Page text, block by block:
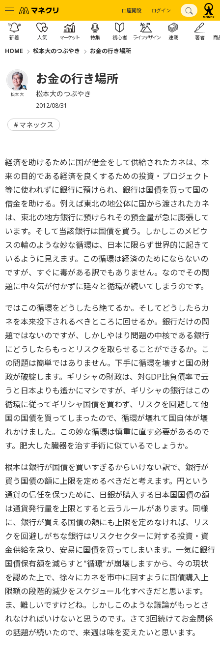
口座開設 ログイン
新着 人気 マーケット 特集 初心者 ライフデザイン 連載 著者 商
HOME 松本大のつぶやき お金の行き場所
松本 大
お金の行き場所
松本大のつぶやき
2012/08/31
マネックス
経済を助けるために国が借金をして供給されたカネは、本
来の目的である経済を良くするための投資・プロジェクト
等に使われずに銀行に預けられ、銀行は国債を買って国の
借金を助ける。例えば東北の地公体に国から渡されたカネ
は、東北の地方銀行に預けられその預金量が急に膨張して
います。そして当該銀行は国債を買う。しかしこのメビウ
スの輪のような妙な循環は、日本に限らず世界的に起きて
いるように見えます。この循環は経済のためにならないの
ですが、すぐに毒がある訳でもありません。なのでその問
題に中々気が付かずに延々と循環が続いてしまうのです。
ではこの循環をどうしたら絶てるか。そしてどうしたらカ
ネを本来投下されるべきところに回せるか。銀行だけの問
題ではないのですが、しかしやはり問題の中核である銀行
にどうしたらもっとリスクを取らせることができるか。こ
の問題は簡単ではありません。下手に循環を壊すと国の財
政が破綻します。ギリシャの財政は、対GDP比負債率で云
うと日本よりも遙かにマシですが、ギリシャの銀行はこの
循環に従ってギリシャ国債を買わず、リスクを回避して他
国の国債を買ってしまったので、循環が壊れて国自体が壊
れかけました。この妙な循環は慎重に直す必要があるので
す。肥大した臓器を治す手術に似ているでしょうか。
根本は銀行が国債を買いすぎるからいけない訳で、銀行が
買う国債の額に上限を定めるべきだと考えます。円という
通貨の信任を保つために、日銀が購入する日本国国債の額
は通貨発行量を上限とすると云うルールがあります。同様
に、銀行が買える国債の額にも上限を定めなければ、リス
クを回避しがちな銀行はリスクセクターに対する投資・資
金供給を怠り、安易に国債を買ってしまいます。一気に銀行
国債保有額を減らすと"循環"が崩壊しますから、今の現状
を認めた上で、徐々にカネを市中に回すように国債購入上
限額の段階的減少をスケジュール化すべきだと思います。
ま、難しいですけどね。しかしこのような議論がもっとさ
れなければいけないと思うのです。さて3回続けてお金関係
の話題が続いたので、来週は味を変えたいと思います。